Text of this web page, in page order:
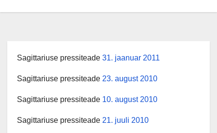
Sagittariuse pressiteade 31. jaanuar 2011
Sagittariuse pressiteade 23. august 2010
Sagittariuse pressiteade 10. august 2010
Sagittariuse pressiteade 21. juuli 2010